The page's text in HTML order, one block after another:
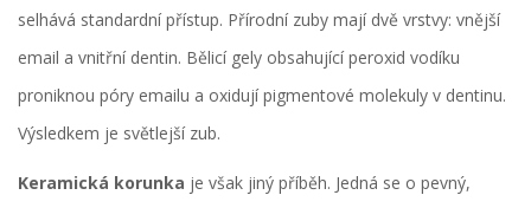
selhává standardní přístup. Přírodní zuby mají dvě vrstvy: vnější
email a vnitřní dentin. Bělicí gely obsahující peroxid vodíku
proniknou póry emailu a oxidují pigmentové molekuly v dentinu.
Výsledkem je světlejší zub.
Keramická korunka je však jiný příběh. Jedná se o pevný,